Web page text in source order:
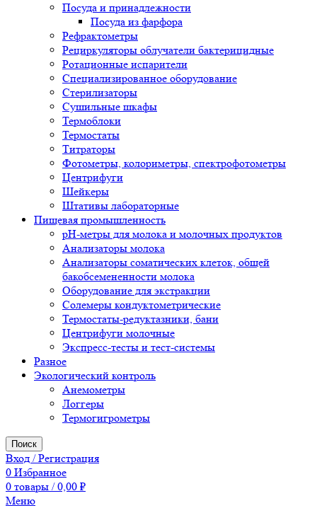
Посуда и принадлежности
Посуда из фарфора
Рефрактометры
Рециркуляторы облучатели бактерицидные
Ротационные испарители
Специализированное оборудование
Стерилизаторы
Сушильные шкафы
Термоблоки
Термостаты
Титраторы
Фотометры, колориметры, спектрофотометры
Центрифуги
Шейкеры
Штативы лабораторные
Пищевая промышленность
pH-метры для молока и молочных продуктов
Анализаторы молока
Анализаторы соматических клеток, общей
бакобсемененности молока
Оборудование для экстракции
Солемеры кондуктометрические
Термостаты-редуктазники, бани
Центрифуги молочные
Экспресс-тесты и тест-системы
Разное
Экологический контроль
Анемометры
Логгеры
Термогигрометры
Поиск
Вход / Регистрация
0 Избранное
0 товары / 0,00 ₽
Меню